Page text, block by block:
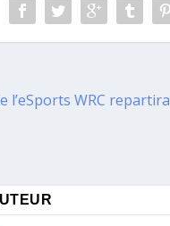
l’eSports WRC